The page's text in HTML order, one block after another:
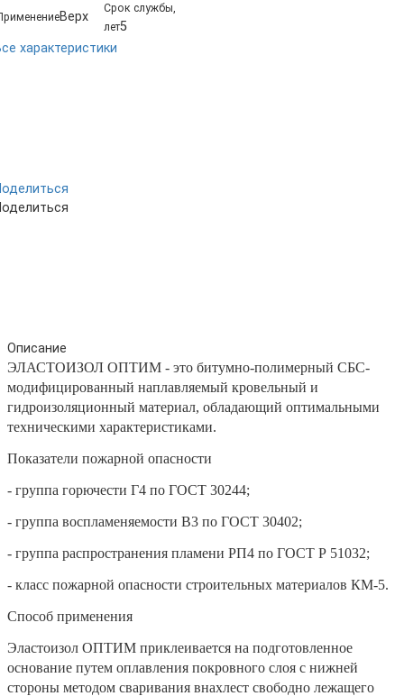
Верх
Срок службы,
лет5
характеристики
Описание
ЭЛАСТОИЗОЛ ОПТИМ - это битумно-полимерный СБС-
модифицированный наплавляемый кровельный и
гидроизоляционный материал, обладающий оптимальными
техническими характеристиками.
Показатели пожарной опасности
- группа горючести Г4 по ГОСТ 30244;
- группа воспламеняемости B3 по ГОСТ 30402;
- группа распространения пламени РП4 по ГОСТ Р 51032;
- класс пожарной опасности строительных материалов КМ-5.
Способ применения
Эластоизол ОПТИМ приклеивается на подготовленное
основание путем оплавления покровного слоя с нижней
стороны методом сваривания внахлест свободно лежащего